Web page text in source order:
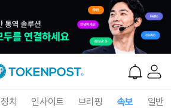
정치 인사이트 브리핑 속보 일반
₩1,469(+1.06%)